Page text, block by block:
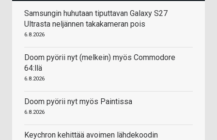
Samsungin huhutaan tiputtavan Galaxy S27
Ultrasta neljännen takakameran pois
6.8.2026
Doom pyörii nyt (melkein) myös Commodore
64:llä
6.8.2026
Doom pyörii nyt myös Paintissa
6.8.2026
Keychron kehittää avoimen lähdekoodin